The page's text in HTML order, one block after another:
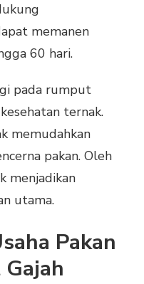
memanen
60 hari.
pada rumput
ternak.
memudahkan
pakan. Oleh
menjadikan
utama.
Pakan